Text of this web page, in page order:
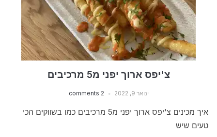
צ'יפס ארוך יפני מ5 מרכיבים
ינואר 9, 2022 2 comments
איך מכינים צ'יפס ארוך יפני מ5 מרכיבים כמו בשווקים הכי
טעים שיש